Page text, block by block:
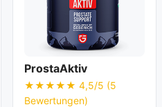
ProstaAktiv
★★★★★ 4,5/5 (5
Bewertungen)